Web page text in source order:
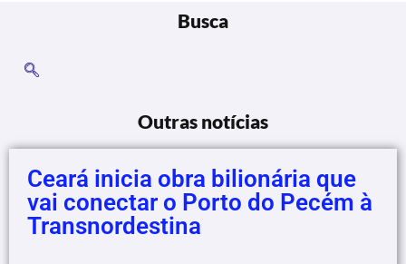
Busca
Outras notícias
Ceará inicia obra bilionária que
vai conectar o Porto do Pecém à
Transnordestina